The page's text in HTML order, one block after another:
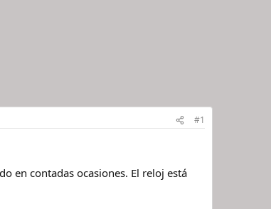
#1
en contadas ocasiones. El reloj está